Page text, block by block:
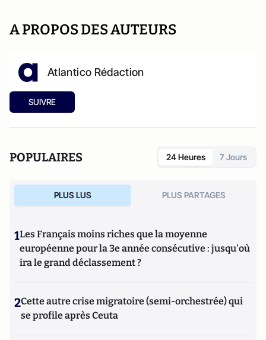
A PROPOS DES AUTEURS
Atlantico Rédaction
SUIVRE
POPULAIRES 24 Heures 7 Jours
PLUS LUS PLUS PARTAGES
1Les Français moins riches que la moyenne
européenne pour la 3e année consécutive : jusqu'où
ira le grand déclassement ?
2Cette autre crise migratoire (semi-orchestrée) qui
se profile après Ceuta